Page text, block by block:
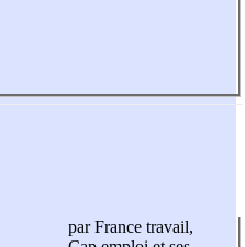
par France travail,